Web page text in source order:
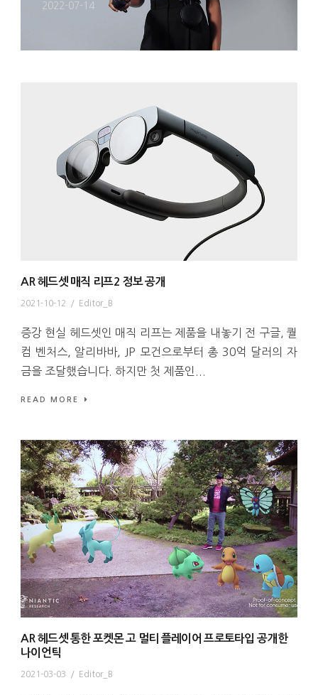
2022-07-14
AR 헤드셋 매직 리프2 정보 공개
2021-10-12 / Editor_B
증강 현실 헤드셋인 매직 리프는 제품을 내놓기 전 구글, 퀄
컴 벤처스, 알리바바, JP 모건으로부터 총 30억 달러의 자
금을 조달했습니다. 하지만 첫 제품인...
READ MORE
AR 헤드셋 통한 포켓몬 고 멀티 플레이어 프로토타입 공개한
나이언틱
2021-03-03 / Editor_B